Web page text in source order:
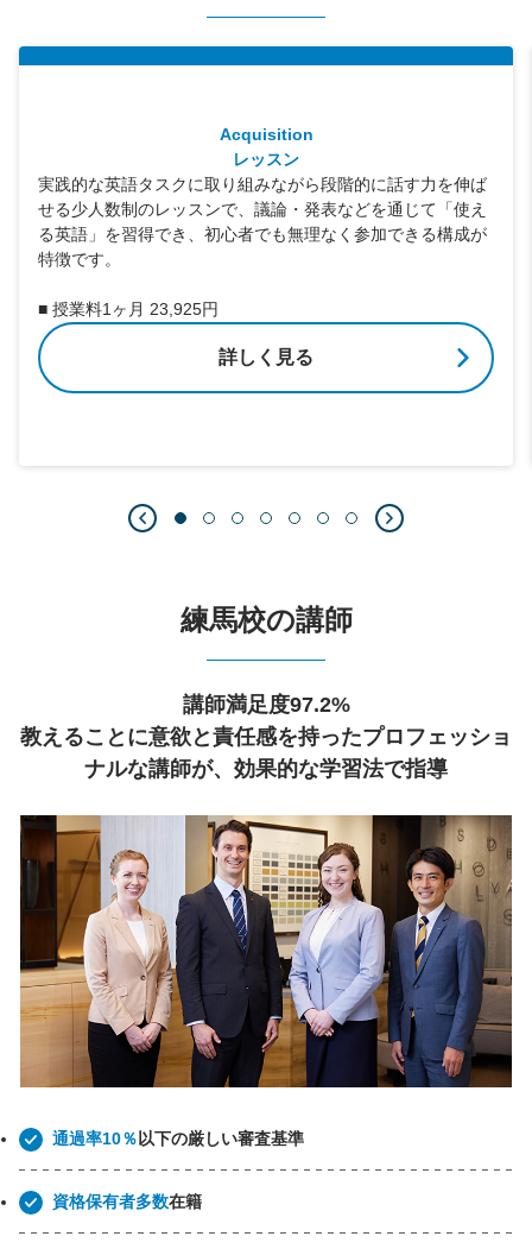
Acquisition
レッスン
実践的な英語タスクに取り組みながら段階的に話す力を伸ば
せる少人数制のレッスンで、議論・発表などを通じて「使え
る英語」を習得でき、初心者でも無理なく参加できる構成が
特徴です。
■ 授業料1ヶ月 23,925円
詳しく見る
練馬校の講師
講師満足度97.2%
教えることに意欲と責任感を持ったプロフェッショ
ナルな講師が、効果的な学習法で指導
通過率10％ 以下の厳しい審査基準
資格保有者多数在籍